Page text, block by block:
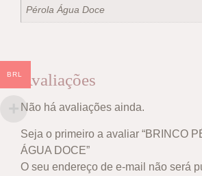
Pérola Água Doce
Avaliações
Não há avaliações ainda.
Seja o primeiro a avaliar “BRINCO
ÁGUA DOCE”
O seu endereço de e-mail não será
BRL